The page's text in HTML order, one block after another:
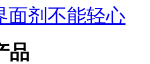
面剂不能轻心
品